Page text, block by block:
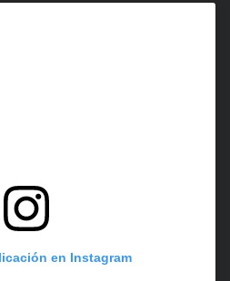
en Instagram